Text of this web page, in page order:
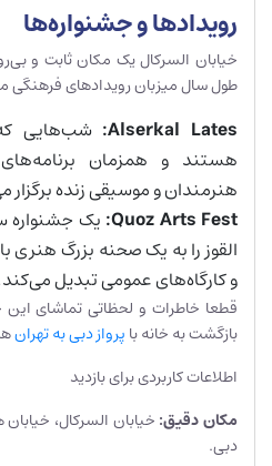
رویدادها و جشنواره‌ها
خیابان السرکال یک مکان ثابت و
طول سال میزبان رویدادهای
Alserkal Lates: شب‌هایی که
هستند و همزمان برنامه‌های
هنرمندان و موسیقی زنده
Quoz Arts Fest: یک جشنواره
القوز را به یک صحنه بزرگ هنری
و کارگاه‌های عمومی تبدیل
قطعا خاطرات و لحظاتی تماشای
بازگشت به خانه با پرواز دبی به تهران
اطلاعات کاربردی برای بازدید
مکان دقیق:
دبی.